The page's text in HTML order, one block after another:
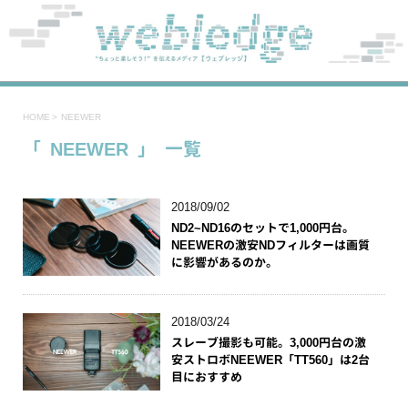
HOME > NEEWER
「 NEEWER 」 一覧
2018/09/02
ND2~ND16のセットで1,000円台。
NEEWERの激安NDフィルターは画質
に影響があるのか。
2018/03/24
スレーブ撮影も可能。3,000円台の激
安ストロボNEEWER「TT560」は2台
目におすすめ